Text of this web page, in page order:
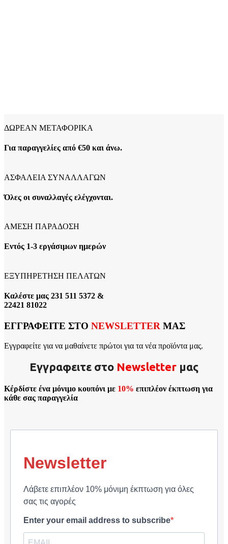
ΔΩΡΕΑΝ ΜΕΤΑΦΟΡΙΚΑ
Για παραγγελίες από €50 και άνω.
ΑΣΦΑΛΕΙΑ ΣΥΝΑΛΛΑΓΩΝ
Όλες οι συναλλαγές ελέγχονται.
ΑΜΕΣΗ ΠΑΡΑΔΟΣΗ
Εντός 1-3 εργάσιμων ημερών
ΕΞΥΠΗΡΕΤΗΣΗ ΠΕΛΑΤΩΝ
Καλέστε μας 231 511 5372 &
22421 81022
ΕΓΓΡΑΦΕΙΤΕ ΣΤΟ NEWSLETTER ΜΑΣ
Εγγραφείτε για να μαθαίνετε πρώτοι για τα νέα προϊόντα μας.
Εγγραφειτε στο Νewsletter μας
Κέρδίστε ένα μόνιμο κουπόνι με 10% επιπλέον έκπτωση για
κάθε σας παραγγελία
Newsletter
Λάβετε επιπλέον 10% μόνιμη έκπτωση για όλες
σας τις αγορές
Enter your email address to subscribe